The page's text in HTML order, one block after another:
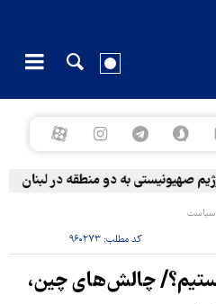
صهیونیستی به دو منطقه در لبنان
سیاست
کد مطلب:۹۶۰۲۷۳
چالش‌های چین،